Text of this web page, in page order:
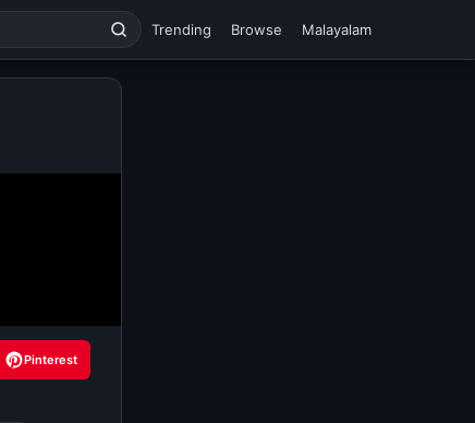
Trending Browse Malayalam
Pinterest